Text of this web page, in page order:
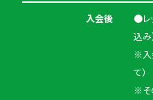
入会後
●レ
込み
※入
て）
※そ